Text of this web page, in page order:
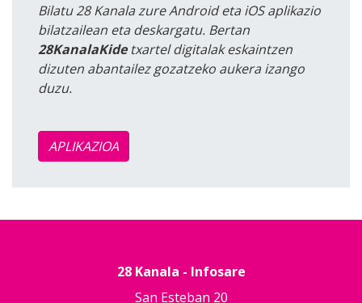
Bilatu 28 Kanala zure Android eta iOS aplikazio
bilatzailean eta deskargatu. Bertan
28KanalaKidetxartel digitalak eskaintzen
dizuten abantailez gozatzeko aukera izango
duzu.
APLIKAZIOA
28 Kanala - Infosare
San Esteban 20